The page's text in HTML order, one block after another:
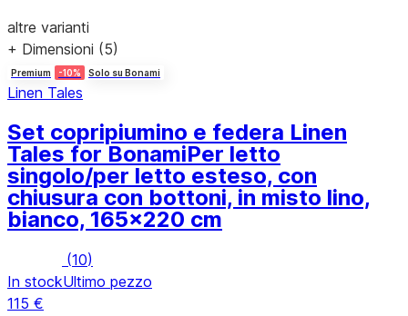
altre varianti
+ Dimensioni (5)
Premium -10% Solo su Bonami
Linen Tales
Set copripiumino e federa Linen
Tales for BonamiPer letto
singolo/per letto esteso, con
chiusura con bottoni, in misto lino,
bianco, 165x220 cm
(10)
In stockUltimo pezzo
115 €